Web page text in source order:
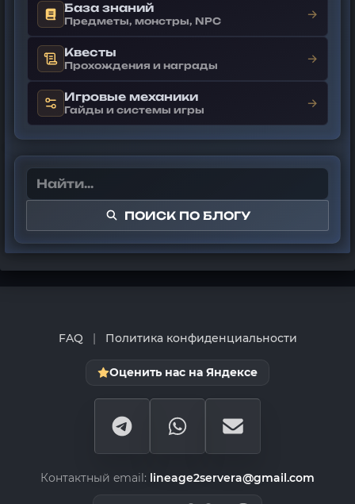
База знаний
Предметы, монстры, NPC →
Квесты
Прохождения и награды →
Игровые механики
Гайды и системы игры →
ПОИСК ПО БЛОГУ
FAQ | Политика конфиденциальности
Оценить нас на Яндексе
Контактный email: lineage2servera@gmail.com